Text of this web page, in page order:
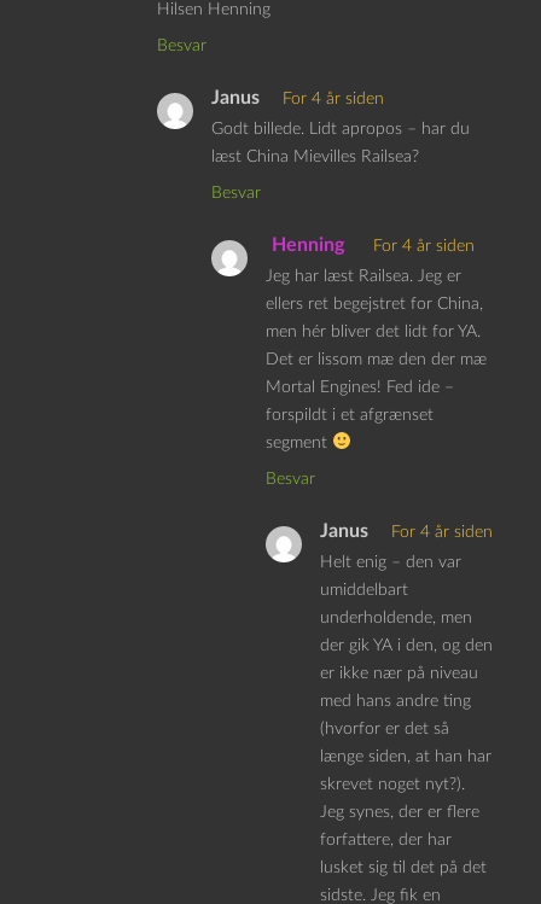
Hilsen Henning
Besvar
Janus
For 4 år siden
Godt billede. Lidt apropos – har du
læst China Mievilles Railsea?
Besvar
Henning
For 4 år siden
Jeg har læst Railsea. Jeg er
ellers ret begejstret for China,
men hér bliver det lidt for YA.
Det er lissom mæ den der mæ
Mortal Engines! Fed ide –
forspildt i et afgrænset
segment
Besvar
Janus
For 4 år siden
Helt enig – den var
umiddelbart
underholdende, men
der gik YA i den, og den
er ikke nær på niveau
med hans andre ting
(hvorfor er det så
længe siden, at han har
skrevet noget nyt?).
Jeg synes, der er flere
forfattere, der har
lusket sig til det på det
sidste. Jeg fik en